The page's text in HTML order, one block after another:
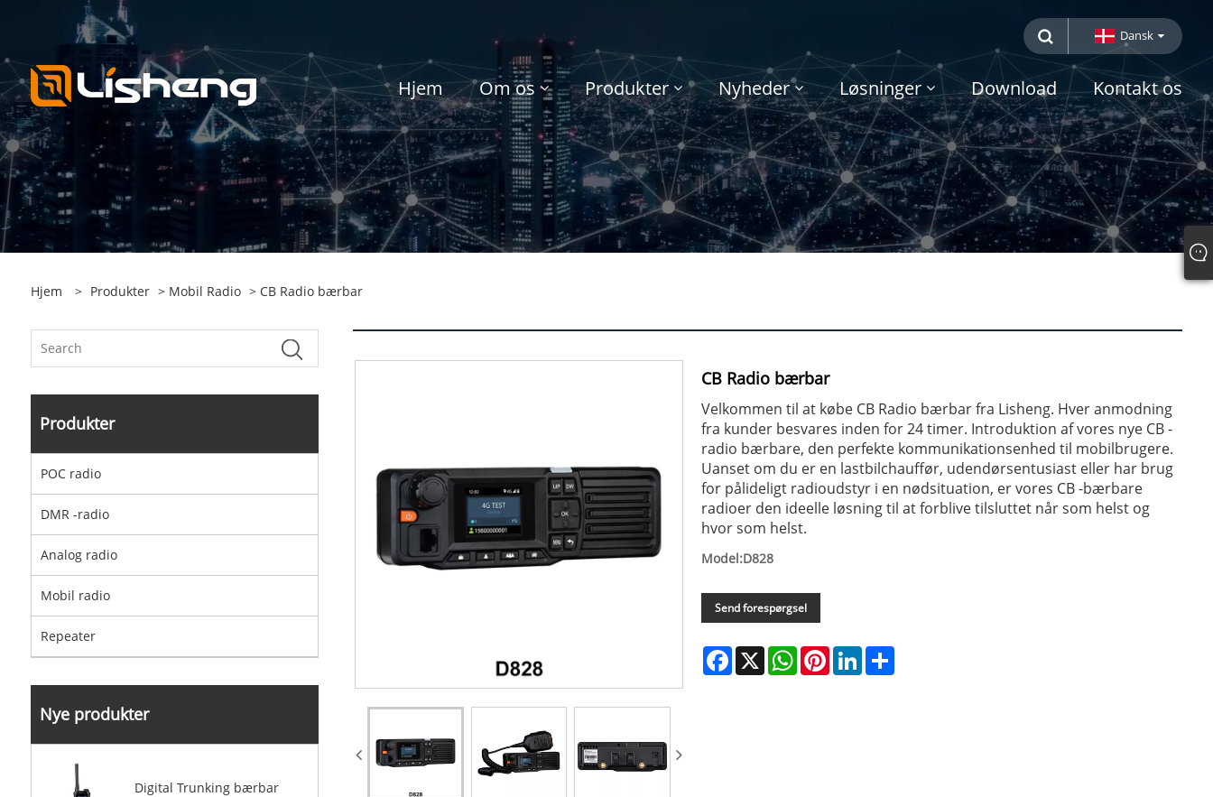
Dansk
Hjem Om os Produkter Nyheder Løsninger Download Kontakt os
Hjem > Produkter > Mobil Radio > CB Radio bærbar
Produkter
POC radio
DMR -radio
Analog radio
Mobil radio
Repeater
Nye produkter
Digital Trunking bærbar
CB Radio bærbar
Velkommen til at købe CB Radio bærbar fra Lisheng. Hver anmodning
fra kunder besvares inden for 24 timer. Introduktion af vores nye CB -
radio bærbare, den perfekte kommunikationsenhed til mobilbrugere.
Uanset om du er en lastbilchauffør, udendørsentusiast eller har brug
for pålideligt radioudstyr i en nødsituation, er vores CB -bærbare
radioer den ideelle løsning til at forblive tilsluttet når som helst og
hvor som helst.
Model:D828
Send forespørgsel
Facebook
X WhatsApp
PinterestLinkedIn